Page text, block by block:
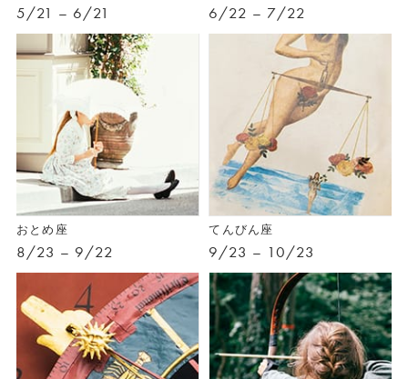
5/21 – 6/21 6/22 – 7/22
おとめ座
8/23 – 9/22
てんびん座
9/23 – 10/23